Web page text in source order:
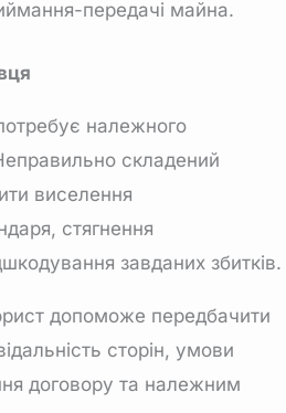
передачі майна.
належного
складений
виселення
стягнення
завданих збитків.
допоможе передбачити
сторін, умови
договору та належним